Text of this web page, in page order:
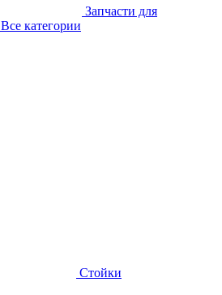
Запчасти для
Все категории
Стойки